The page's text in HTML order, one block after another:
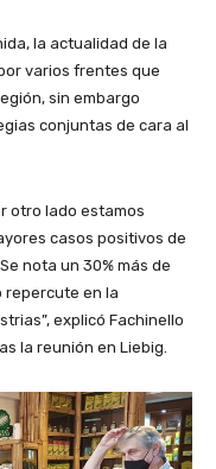
la actualidad de la
varios frentes que
sin embargo
conjuntas de cara al
otro lado estamos
casos positivos de
nota un 30% más de
repercute en la
explicó Fachinello
la reunión en Liebig.